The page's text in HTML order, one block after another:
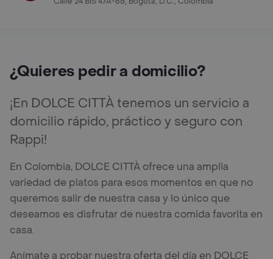
¿Quieres pedir a domicilio?
¡En DOLCE CITTÀ tenemos un servicio a
domicilio rápido, práctico y seguro con
Rappi!
En Colombia, DOLCE CITTÀ ofrece una amplia
variedad de platos para esos momentos en que no
queremos salir de nuestra casa y lo único que
deseamos es disfrutar de nuestra comida favorita en
casa.
Anímate a probar nuestra oferta del día en DOLCE